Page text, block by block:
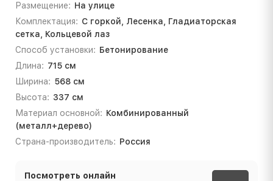
Размещение: На улице
Комплектация: С горкой, Лесенка, Гладиаторская
сетка, Кольцевой лаз
Способ установки: Бетонирование
Длина: 715 см
Ширина: 568 см
Высота: 337 см
Материал основной: Комбинированный
(металл+дерево)
Страна-производитель: Россия
Посмотреть онлайн